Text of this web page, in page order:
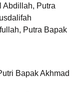
Abdillah, Putra
Putra Bapak
Bapak Akhmad